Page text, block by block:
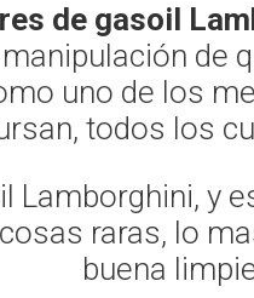
de gasoil
uno de los
todos los
Lamborghini, y
raras, lo
buena